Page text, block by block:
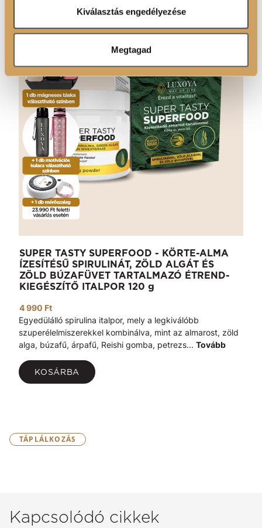
Ön által használt más szolgáltatásokból gyűjtöttek.
Kiválasztás engedélyezése
Megtagad
SUPER TASTY SUPERFOOD - KÖRTE-ALMA
ÍZESÍTÉSŰ SPIRULINÁT, ZÖLD ALGÁT ÉS
ZÖLD BÚZAFÜVET TARTALMAZÓ ÉTREND-
KIEGÉSZÍTŐ ITALPOR 120 g
4 990 Ft
Egyedülálló spirulina italpor, mely a legkiválóbb
szuperélelmiszerekkel kombinálva, mint az almarost, zöld
alga, búzafű, árpafű, Reishi gomba, petrezs... Tovább
KOSÁRBA
TÁPLÁLKOZÁS
Kapcsolódó cikkek